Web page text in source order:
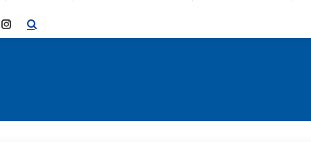
INSTAGRAM